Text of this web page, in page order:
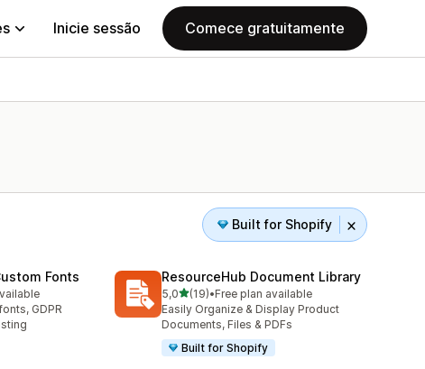
Inicie sessão Comece gratuitamente
Built for Shopify
Fonts
GDPR
ResourceHub Document Library
5,0de 5 estrelas
(19)
19 total de avaliações
•Free plan available
Easily Organize & Display Product
Documents, Files & PDFs
Built for Shopify